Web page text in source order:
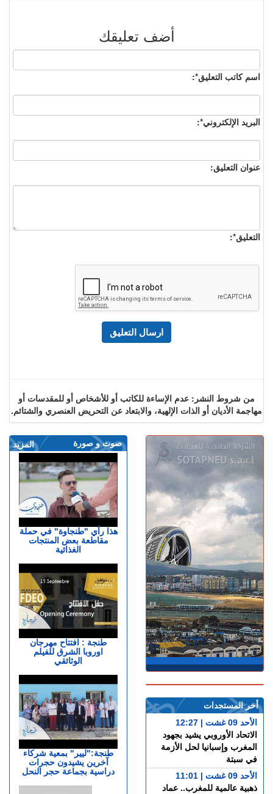
أضف تعليقك
اسم كاتب التعليق*:
البريد الإلكتروني*:
عنوان التعليق:
التعليق*:
من شروط النشر: عدم الإساءة للكاتب أو للأشخاص أو للمقدسات أو
مهاجمة الأديان أو الذات الإلهية، والابتعاد عن التحريض العنصري والشتائم.
المزيد صوت و صورة
هذا رأي "طنجاوة" في حملة
مقاطعة بعض المنتجات
الغذائية
طنجة : افتتاح مهرجان
اوروبا الشرق للفيلم
الوثائقي
طنجة:"ليير" بمعية شركاء
آخرين يشيدون حجرات
دراسية بجماعة حجر النحل
أخر المستجدات
الأحد 09 غشت | 12:27
الاتحاد الأوروبي يشيد بجهود
المغرب وإسبانيا لحل الأزمة
في سبتة
الأحد 09 غشت | 11:01
ذهبية عالمية للمغرب.. عماد